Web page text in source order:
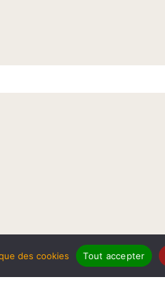
des cookies Tout accepter